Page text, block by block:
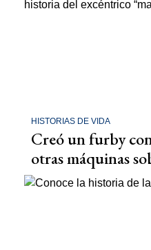
HISTORIAS DE VIDA
Creó un furby
otras máquinas